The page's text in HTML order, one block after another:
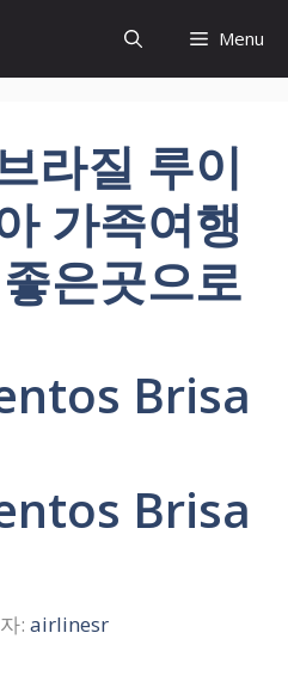
Menu
라질 루이
가족여행
은곳으로
Brisa
Brisa
: airlinesr